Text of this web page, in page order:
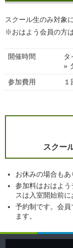
スクール生のみ対象
※おはよう会員の方
開催時間
タ
»
参加費用
１
スクー
お休みの場合もあ
参加料はおはよ
スは入室開始前に
予約制です。会
ます。